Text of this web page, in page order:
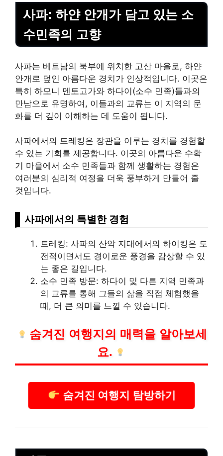
사파: 하얀 안개가 담고 있는 소
수민족의 고향
사파는 베트남의 북부에 위치한 고산 마을로, 하얀
안개로 덮인 아름다운 경치가 인상적입니다. 이곳은
특히 하모니 멘토고가와 하다이(소수 민족)들과의
만남으로 유명하여, 이들과의 교류는 이 지역의 문
화를 더 깊이 이해하는 데 도움이 됩니다.
사파에서의 트레킹은 장관을 이루는 경치를 경험할
수 있는 기회를 제공합니다. 이곳의 아름다운 수확
기 마을에서 소수 민족들과 함께 생활하는 경험은
여러분의 심리적 여정을 더욱 풍부하게 만들어 줄
것입니다.
사파에서의 특별한 경험
트레킹: 사파의 산악 지대에서의 하이킹은 도
전적이면서도 경이로운 풍경을 감상할 수 있
는 좋은 길입니다.
소수 민족 방문: 하다이 및 다른 지역 민족과
의 교류를 통해 그들의 삶을 직접 체험했을
때, 더 큰 의미를 느낄 수 있습니다.
숨겨진 여행지의 매력을 알아보세
요.
숨겨진 여행지 탐방하기